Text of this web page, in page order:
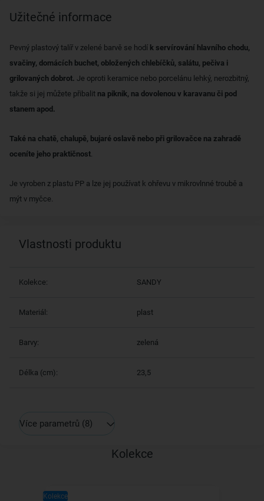
Užitečné informace
Pevný plastový talíř v zelené barvě se hodí k servírování hlavního chodu,
svačiny, domácích buchet, obložených chlebíčků, salátu, pečiva i
grilovaných dobrot. Je oproti keramice nebo porcelánu lehký, nerozbitný,
takže si jej můžete přibalit na piknik, na dovolenou v karavanu či pod
stanem apod.
Také na chatě, chalupě, bujaré oslavě nebo při grilovačce na zahradě
oceníte jeho praktičnost.
Je vyroben z plastu PP a lze jej používat k ohřevu v mikrovlnné troubě a
mýt v myčce.
Vlastnosti produktu
Kolekce: SANDY
Materiál: plast
Barvy: zelená
Délka (cm): 23,5
Více parametrů (8)
Kolekce
Kolekce